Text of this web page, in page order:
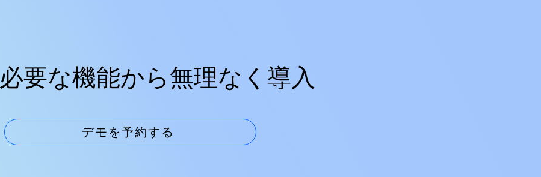
デモを予約する
必要な機能から無理なく導入